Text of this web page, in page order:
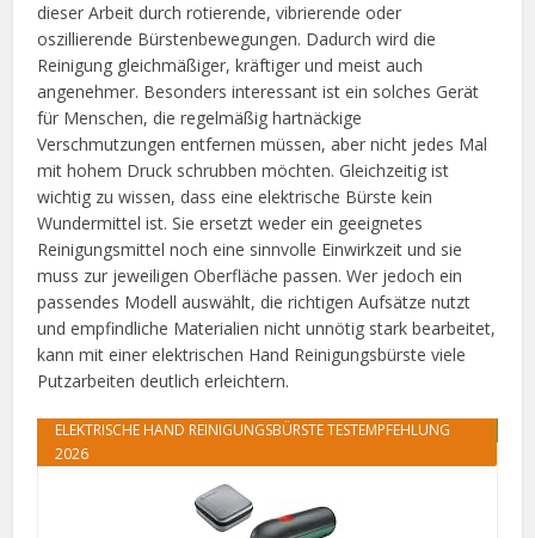
dieser Arbeit durch rotierende, vibrierende oder
oszillierende Bürstenbewegungen. Dadurch wird die
Reinigung gleichmäßiger, kräftiger und meist auch
angenehmer. Besonders interessant ist ein solches Gerät
für Menschen, die regelmäßig hartnäckige
Verschmutzungen entfernen müssen, aber nicht jedes Mal
mit hohem Druck schrubben möchten. Gleichzeitig ist
wichtig zu wissen, dass eine elektrische Bürste kein
Wundermittel ist. Sie ersetzt weder ein geeignetes
Reinigungsmittel noch eine sinnvolle Einwirkzeit und sie
muss zur jeweiligen Oberfläche passen. Wer jedoch ein
passendes Modell auswählt, die richtigen Aufsätze nutzt
und empfindliche Materialien nicht unnötig stark bearbeitet,
kann mit einer elektrischen Hand Reinigungsbürste viele
Putzarbeiten deutlich erleichtern.
ANGEBOT
ELEKTRISCHE HAND REINIGUNGSBÜRSTE TESTEMPFEHLUNG
2026